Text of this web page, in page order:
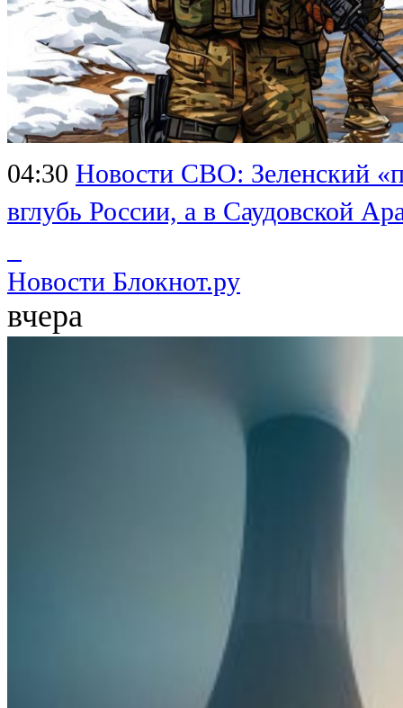
04:30 Новости СВО: Зеленский
вглубь России, а в Саудовской
Новости Блокнот.ру
вчера